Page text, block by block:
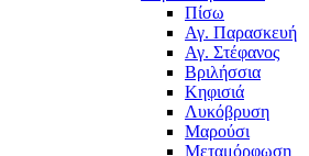
Πίσω
Αγ. Παρασκευή
Αγ. Στέφανος
Βριλήσσια
Κηφισιά
Λυκόβρυση
Μαρούσι
Μεταμόρφωση